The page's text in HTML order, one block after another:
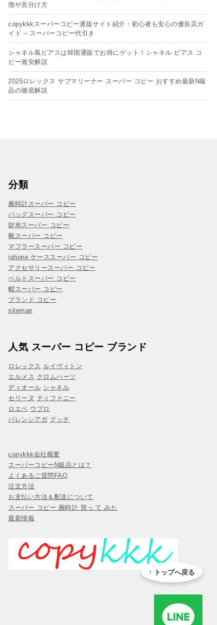
徴や見分け方
copykkkスーパーコピー通販サイト紹介：初心者も安心の優良店ガ
イド – スーパーコピー代引き
シャネル風ピアスは韓国通販でお得にゲット！シャネル ピアス コ
ピー​激安解説
2025ロレックス サブマリーナー スーパー コピー おすすめ最新N級
品の徹底解説
分類
腕時計スーパー コピー
バッグスーパー コピー
財布スーパー コピー
靴スーパー コピー
マフラースーパー コピー
iphone ケーススーパー コピー
アクセサリースーパー コピー
ベルトスーパー コピー
帽スーパー コピー
ブランド コピー
sitemap
人気 スーパー コピー ブランド
ロレックス ルイヴィトン
エルメス クロムハーツ
ディオール シャネル
セリーヌ ティファニー
ロエベ ウブロ
バレンシアガ グッチ
copykkk会社概要
スーパーコピーN級品とは？
よくあるご質問FAQ
注文方法
お支払い方法＆配送について
スーパー コピー 腕時計 買っ て みた
最新情報
↑ トップへ戻る